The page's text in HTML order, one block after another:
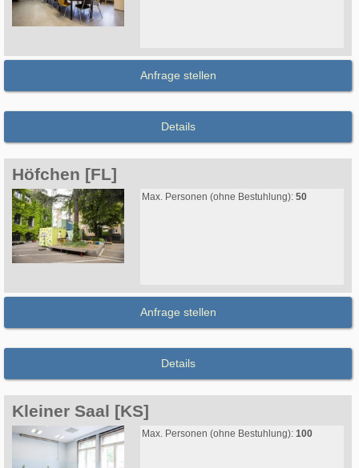
Anfrage stellen
Details
Höfchen [FL]
Max. Personen (ohne Bestuhlung): 50
Anfrage stellen
Details
Kleiner Saal [KS]
Max. Personen (ohne Bestuhlung): 100